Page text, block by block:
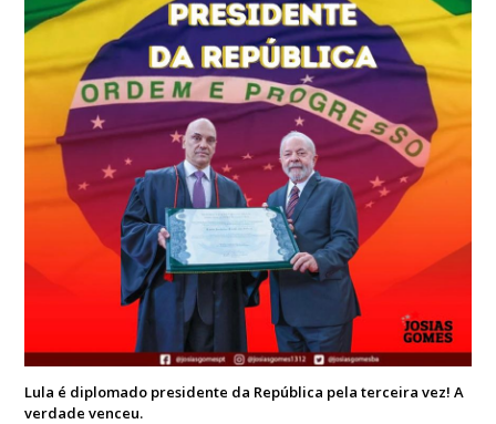
Lula é diplomado presidente da República pela terceira vez! A
verdade venceu.